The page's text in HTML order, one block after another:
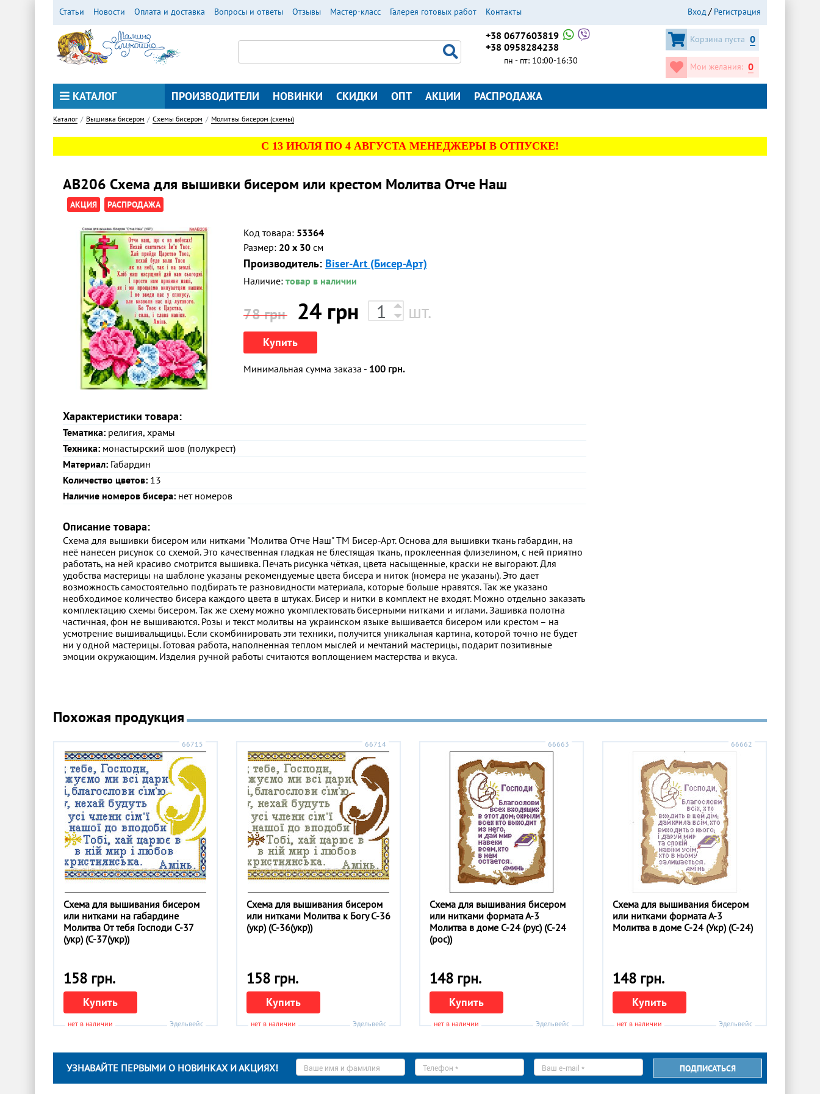
Статьи Новости Оплата и доставка Вопросы и ответы Отзывы Мастер-класс Галерея готовых работ Контакты Вход Регистрация
+38 0677603819
+38 0958284238
пн - пт: 10:00-16:30
Корзина пуста 0
Мои желания: 0
КАТАЛОГ ПРОИЗВОДИТЕЛИ НОВИНКИ СКИДКИ ОПТ АКЦИИ РАСПРОДАЖА
Каталог Вышивка бисером Схемы бисером Молитвы бисером (схемы)
С 13 ИЮЛЯ ПО 4 АВГУСТА МЕНЕДЖЕРЫ В ОТПУСКЕ!
АВ206 Схема для вышивки бисером или крестом Молитва Отче Наш
АКЦИЯ РАСПРОДАЖА
Код товара: 53364
Размер: 20 x 30см
Производитель: Biser-Art (Бисер-Арт)
Наличие: товар в наличии
78 грн 24 грн шт.
Купить
Минимальная сумма заказа - 100 грн.
Характеристики товара:
Тематика: религия, храмы
Техника: монастырский шов (полукрест)
Материал: Габардин
Количество цветов: 13
Наличие номеров бисера: нет номеров
Описание товара:
Схема для вышивки бисером или нитками "Молитва Отче Наш" ТМ Бисер-Арт. Основа для вышивки ткань габардин, на
неё нанесен рисунок со схемой. Это качественная гладкая не блестящая ткань, проклеенная флизелином, с ней приятно
работать, на ней красиво смотрится вышивка. Печать рисунка чёткая, цвета насыщенные, краски не выгорают. Для
удобства мастерицы на шаблоне указаны рекомендуемые цвета бисера и ниток (номера не указаны). Это дает
возможность самостоятельно подбирать те разновидности материала, которые больше нравятся. Так же указано
необходимое количество бисера каждого цвета в штуках. Бисер и нитки в комплект не входят. Можно отдельно заказать
комплектацию схемы бисером. Так же схему можно укомплектовать бисерными нитками и иглами. Зашивка полотна
частичная, фон не вышиваются. Розы и текст молитвы на украинском языке вышивается бисером или крестом – на
усмотрение вышивальщицы. Если скомбинировать эти техники, получится уникальная картина, которой точно не будет
ни у одной мастерицы. Готовая работа, наполненная теплом мыслей и мечтаний мастерицы, подарит позитивные
эмоции окружающим. Изделия ручной работы считаются воплощением мастерства и вкуса.
Похожая продукция
66715
Схема для вышивания бисером
или нитками на габардине
Молитва От тебя Господи С-37
(укр) (С-37(укр))
158 грн.
Купить
нет в наличии Эдельвейс
66714
Схема для вышивания бисером
или нитками Молитва к Богу С-36
(укр) (С-36(укр))
158 грн.
Купить
нет в наличии Эдельвейс
66663
Схема для вышивания бисером
или нитками формата А-3
Молитва в доме С-24 (рус) (С-24
(рос))
148 грн.
Купить
нет в наличии Эдельвейс
66662
Схема для вышивания бисером
или нитками формата А-3
Молитва в доме С-24 (Укр) (С-24)
148 грн.
Купить
нет в наличии Эдельвейс
УЗНАВАЙТЕ ПЕРВЫМИ О НОВИНКАХ И АКЦИЯХ!
Ваше
имя
*
Телефон
*
E-
mail
*
ПОДПИСАТЬСЯ